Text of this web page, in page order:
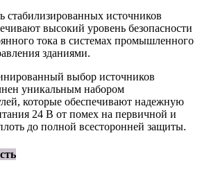
стабилизированных источников
высокий уровень безопасности
тока в системах промышленного
зданиями.
выбор источников
уникальным набором
которые обеспечивают надежную
24 В от помех на первичной и
до полной всесторонней защиты.